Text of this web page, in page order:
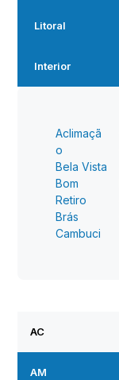
Litoral
Interior
Aclimaçã
o
Bela Vista
Bom
Retiro
Brás
Cambuci
AC
AM